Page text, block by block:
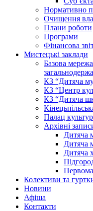
Нормативно
Очищення
Плани роботи
Програми
Фінансова
Мистецькі заклади
Базова
КЗ “Дитяча
КЗ “Центр
КЗ “Дитяча
Палац
Архівні
Дитяча
Дитяча
Дитяча
Колективи та
Новини
Афіша
Контакти